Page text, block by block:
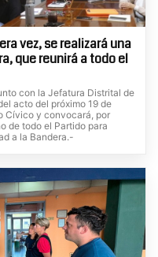
vez, se realizará una
que reunirá a todo el
con la Jefatura Distrital de
acto del próximo 19 de
Cívico y convocará, por
de todo el Partido para
a la Bandera.-